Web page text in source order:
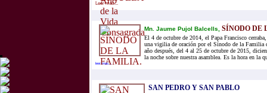
Leer mas...
Mn. Jaume Pujol Balcells, SÍNODO DE
El 4 de octubre de 2014, el Papa Francisco
una vigilia de oración por el Sínodo de la Familia
año después, del 4 al 25 de octubre de 2015,
la noche sobre nuestra asamblea. Es la hora en la
leer mas...
SAN PEDRO Y SAN PABLO